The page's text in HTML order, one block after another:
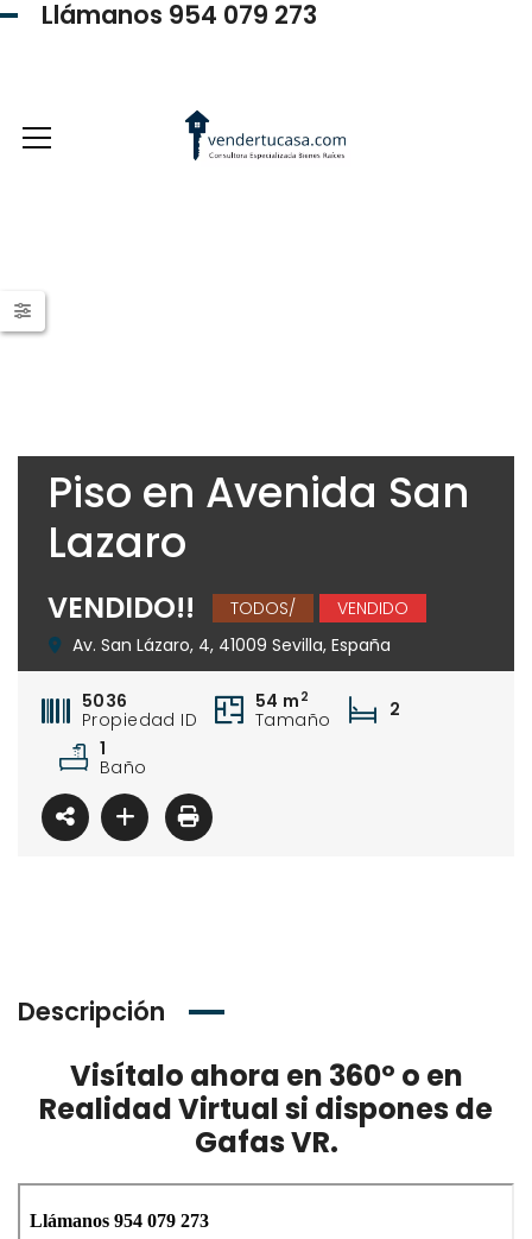
Llámanos 954 079 273
Piso en Avenida San
Lazaro
VENDIDO!! TODOS/
VENDIDO
Av. San Lázaro, 4, 41009 Sevilla, España
5036
Propiedad ID
54 m 2
Tamaño
2
1
Baño
Descripción
Visítalo ahora en 360º o en
Realidad Virtual si dispones de
Gafas VR.